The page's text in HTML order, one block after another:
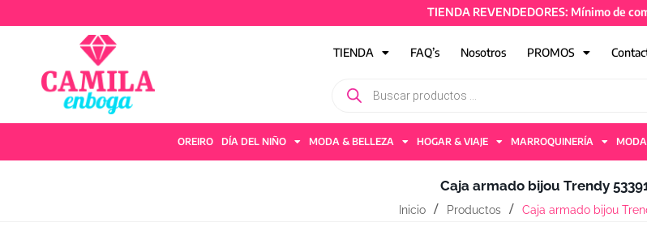
TIENDA REVENDEDORES: Mínimo de
TIENDA FAQ’s Nosotros PROMOS
OREIRO DÍA DEL NIÑO MODA & BELLEZA HOGAR & VIAJE MARROQUINERÍA
Caja armado bijou Trendy
Inicio Productos Caja armado bijou